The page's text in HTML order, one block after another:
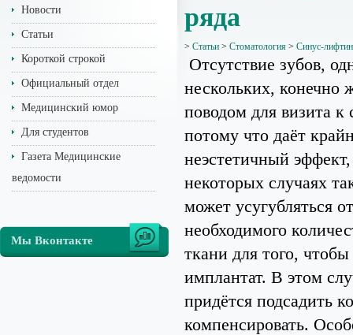
Новости
Статьи
Короткой строкой
Официальный отдел
Медицинский юмор
Для студентов
Газета Медицинские
ведомости
Мы Вконтакте
ряда
> Статьи > Стоматология > Синус-
Отсутствие зубов,
нескольких, конечно
поводом для визита к
потому что даёт
неэстетичный
некоторых случаях
может усугубляться
необходимого
ткани для того, чтобы
имплантат. В этом
придётся подсадить
компенсировать.